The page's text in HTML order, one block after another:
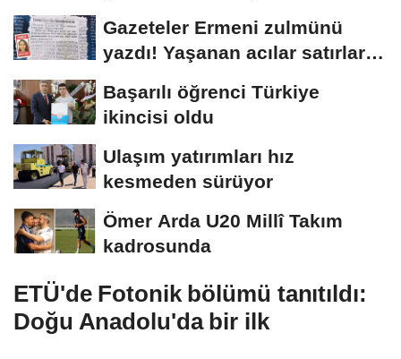
Gazeteler Ermeni zulmünü
yazdı! Yaşanan acılar satırlara
Başarılı öğrenci Türkiye
ikincisi oldu
Ulaşım yatırımları hız
kesmeden sürüyor
Ömer Arda U20 Millî Takım
kadrosunda
ETÜ'de Fotonik bölümü tanıtıldı:
Doğu Anadolu'da bir ilk